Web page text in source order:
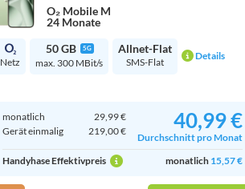
O₂ Mobile M
24 Monate
Netz
50 GB 5G
max. 300 MBit/s
Allnet-Flat
SMS-Flat Details
monatlich
29,99 €
Gerät einmalig
219,00 € 40,99 €
Durchschnitt pro Monat
Handyhase Effektivpreis
monatlich 15,57 €